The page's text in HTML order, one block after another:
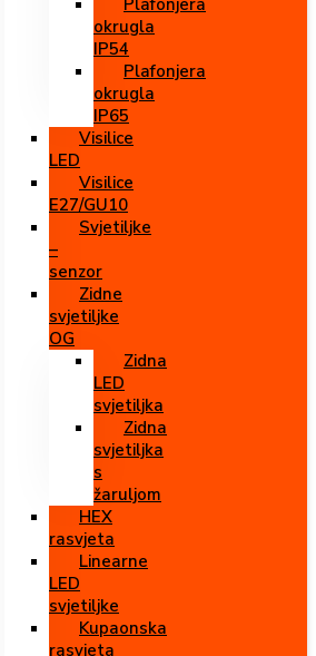
Plafonjera
okrugla
IP54
Plafonjera
okrugla
IP65
Visilice
LED
Visilice
E27/GU10
Svjetiljke
–
senzor
Zidne
svjetiljke
OG
Zidna
LED
svjetiljka
Zidna
svjetiljka
s
žaruljom
HEX
rasvjeta
Linearne
LED
svjetiljke
Kupaonska
rasvjeta